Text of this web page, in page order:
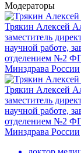
Модераторы
Трякин Алексей
заместитель
научной работе,
отделением №2
Минздрава России
Трякин Алексей
заместитель
научной работе,
отделением №2
Минздрава России